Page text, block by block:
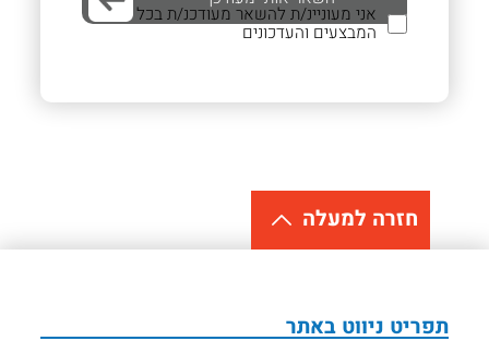
אני מעוניינ/ת להשאר מעודכנ/ת בכל
המבצעים והעדכונים
חזרה למעלה
תפריט ניווט באתר